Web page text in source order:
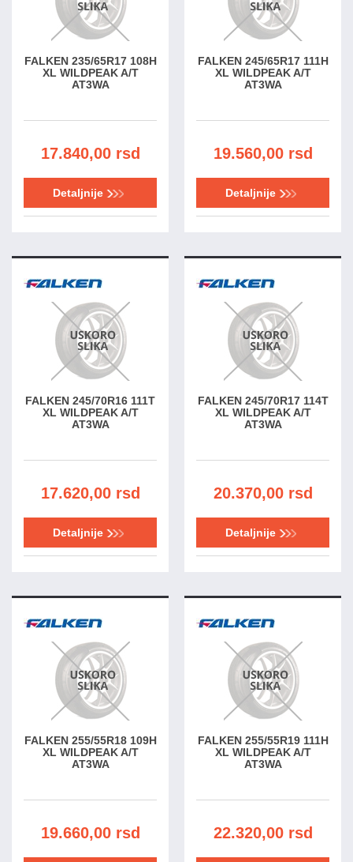
FALKEN 235/65R17 108H
XL WILDPEAK A/T
AT3WA
17.840,00 rsd
Detaljnije
FALKEN 245/65R17 111H
XL WILDPEAK A/T
AT3WA
19.560,00 rsd
Detaljnije
FALKEN 245/70R16 111T
XL WILDPEAK A/T
AT3WA
17.620,00 rsd
Detaljnije
FALKEN 245/70R17 114T
XL WILDPEAK A/T
AT3WA
20.370,00 rsd
Detaljnije
FALKEN 255/55R18 109H
XL WILDPEAK A/T
AT3WA
19.660,00 rsd
FALKEN 255/55R19 111H
XL WILDPEAK A/T
AT3WA
22.320,00 rsd